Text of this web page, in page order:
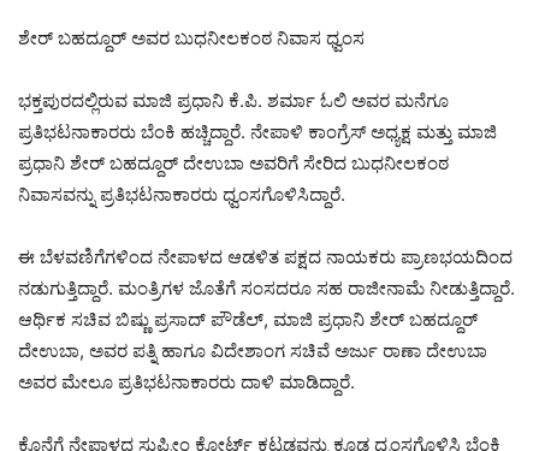
ಶೇರ್ ಬಹದ್ದೂರ್ ಅವರ ಬುಧನೀಲಕಂಠ ನಿವಾಸ ಧ್ವಂಸ
ಭಕ್ತಪುರದಲ್ಲಿರುವ ಮಾಜಿ ಪ್ರಧಾನಿ ಕೆ.ಪಿ. ಶರ್ಮಾ ಓಲಿ ಅವರ ಮನೆಗೂ
ಪ್ರತಿಭಟನಾಕಾರರು ಬೆಂಕಿ ಹಚ್ಚಿದ್ದಾರೆ. ನೇಪಾಳಿ ಕಾಂಗ್ರೆಸ್ ಅಧ್ಯಕ್ಷ ಮತ್ತು ಮಾಜಿ
ಪ್ರಧಾನಿ ಶೇರ್ ಬಹದ್ದೂರ್ ದೇಉಬಾ ಅವರಿಗೆ ಸೇರಿದ ಬುಧನೀಲಕಂಠ
ನಿವಾಸವನ್ನು ಪ್ರತಿಭಟನಾಕಾರರು ಧ್ವಂಸಗೊಳಿಸಿದ್ದಾರೆ.
ಈ ಬೆಳವಣಿಗೆಗಳಿಂದ ನೇಪಾಳದ ಆಡಳಿತ ಪಕ್ಷದ ನಾಯಕರು ಪ್ರಾಣಭಯದಿಂದ
ನಡುಗುತ್ತಿದ್ದಾರೆ. ಮಂತ್ರಿಗಳ ಜೊತೆಗೆ ಸಂಸದರೂ ಸಹ ರಾಜೀನಾಮೆ ನೀಡುತ್ತಿದ್ದಾರೆ.
ಆರ್ಥಿಕ ಸಚಿವ ಬಿಷ್ಣು ಪ್ರಸಾದ್ ಪೌಡೆಲ್, ಮಾಜಿ ಪ್ರಧಾನಿ ಶೇರ್ ಬಹದ್ದೂರ್
ದೇಉಬಾ, ಅವರ ಪತ್ನಿ ಹಾಗೂ ವಿದೇಶಾಂಗ ಸಚಿವೆ ಅರ್ಜು ರಾಣಾ ದೇಉಬಾ
ಅವರ ಮೇಲೂ ಪ್ರತಿಭಟನಾಕಾರರು ದಾಳಿ ಮಾಡಿದ್ದಾರೆ.
ಕೊನೆಗೆ ನೇಪಾಳದ ಸುಪ್ರೀಂ ಕೋರ್ಟ್ ಕಟ್ಟಡವನ್ನು ಕೂಡ ಧ್ವಂಸಗೊಳಿಸಿ ಬೆಂಕಿ